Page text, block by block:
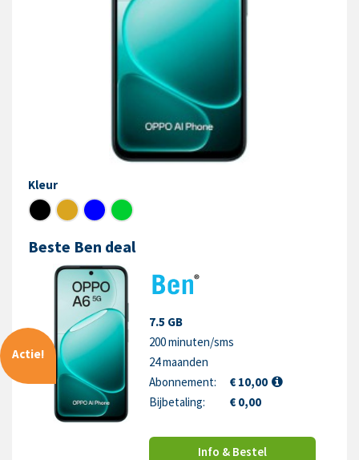
Kleur
Beste Ben deal
Actie!
7.5 GB
200 minuten/sms
24 maanden
Abonnement:
€ 10,00
Bijbetaling:
€ 0,00
Info & Bestel